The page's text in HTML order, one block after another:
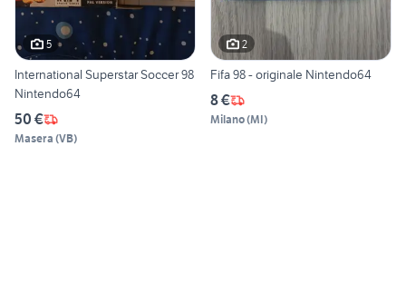
5
International Superstar Soccer 98
Nintendo64
50 €
Masera (VB)
2
Fifa 98 - originale Nintendo64
8 €
Milano(MI)